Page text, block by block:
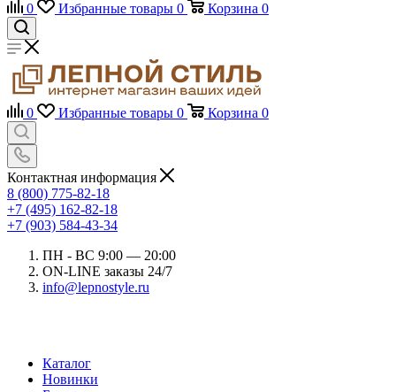
0 Избранные товары 0 Корзина 0
0 Избранные товары 0 Корзина 0
Контактная информация
8 (800) 775-82-18
+7 (495) 162-82-18
+7 (903) 584-43-34
ПН - ВС 9:00 — 20:00
ON-LINE заказы 24/7
info@lepnostyle.ru
Каталог
Новинки